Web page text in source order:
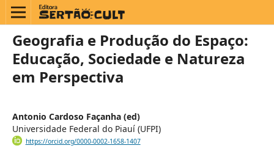
Geografia e Produção do Espaço:
Educação, Sociedade e Natureza
em Perspectiva
Antonio Cardoso Façanha (ed)
Universidade Federal do Piauí (UFPI)
https://orcid.org/0000-0002-1658-1407